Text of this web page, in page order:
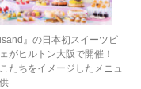
』の日本初スイーツビ
がヒルトン大阪で開催！
たちをイメージしたメニュ